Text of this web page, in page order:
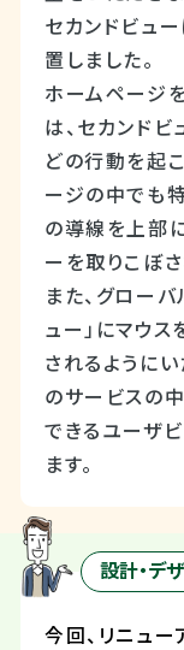
セカンドビュ
置しました。
ホームページ
は、セカンド
どの行動を起
ージの中でも
の導線を上部
ーを取りこぼ
また、グロー
ュー」にマウ
されるようにい
のサービスの
できるユーザ
ます。
設計・デ
今回、リニュー